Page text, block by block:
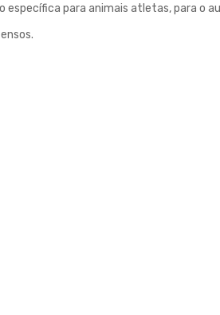
específica para animais atletas, para o